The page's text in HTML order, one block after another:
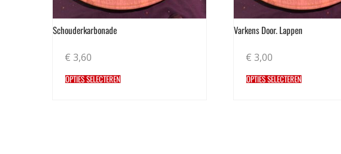
Schouderkarbonade
€ 3,60
OPTIES SELECTEREN
Varkens Door. Lappen
€ 3,00
OPTIES SELECTEREN